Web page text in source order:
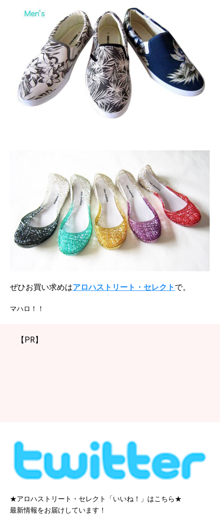
ぜひお買い求めはアロハストリート・セレクト で。
マハロ！！
【PR】
★アロハストリート・セレクト「いいね！」はこちら★
最新情報をお届けしています！